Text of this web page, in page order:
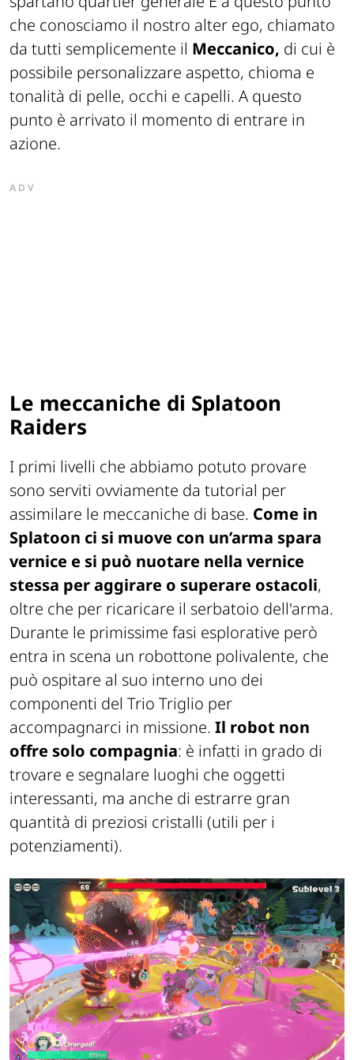
che conosciamo il nostro alter ego, chiamato
da tutti semplicemente il Meccanico, di cui è
possibile personalizzare aspetto, chioma e
tonalità di pelle, occhi e capelli. A questo
punto è arrivato il momento di entrare in
azione.
ADV
Le meccaniche di Splatoon
Raiders
I primi livelli che abbiamo potuto provare
sono serviti ovviamente da tutorial per
assimilare le meccaniche di base. Come in
Splatoon ci si muove con un’arma spara
vernice e si può nuotare nella vernice
stessa per aggirare o superare ostacoli,
oltre che per ricaricare il serbatoio dell'arma.
Durante le primissime fasi esplorative però
entra in scena un robottone polivalente, che
può ospitare al suo interno uno dei
componenti del Trio Triglio per
accompagnarci in missione. Il robot non
offre solo compagnia: è infatti in grado di
trovare e segnalare luoghi che oggetti
interessanti, ma anche di estrarre gran
quantità di preziosi cristalli (utili per i
potenziamenti).